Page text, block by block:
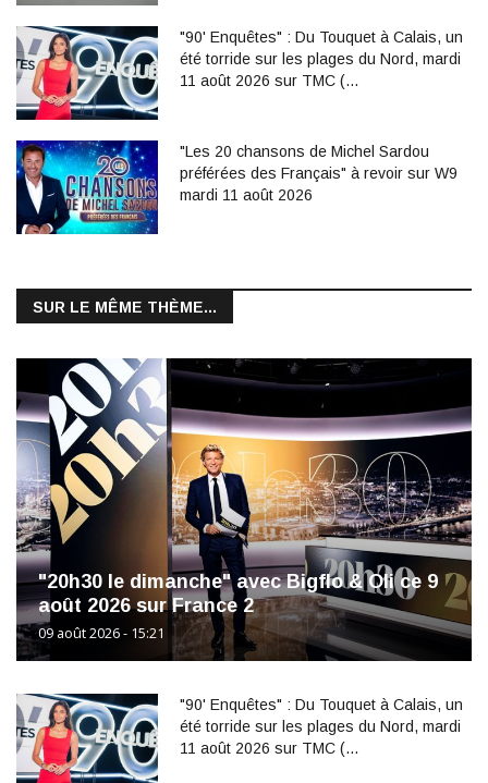
"90' Enquêtes" : Du Touquet à Calais, un
été torride sur les plages du Nord, mardi
11 août 2026 sur TMC (…
"Les 20 chansons de Michel Sardou
préférées des Français" à revoir sur W9
mardi 11 août 2026
SUR LE MÊME THÈME...
"20h30 le dimanche" avec Bigflo & Oli ce 9
août 2026 sur France 2
09 août 2026 - 15:21
"90' Enquêtes" : Du Touquet à Calais, un
été torride sur les plages du Nord, mardi
11 août 2026 sur TMC (…